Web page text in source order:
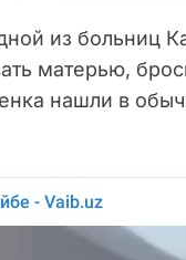
из больниц
матерью,
нашли в